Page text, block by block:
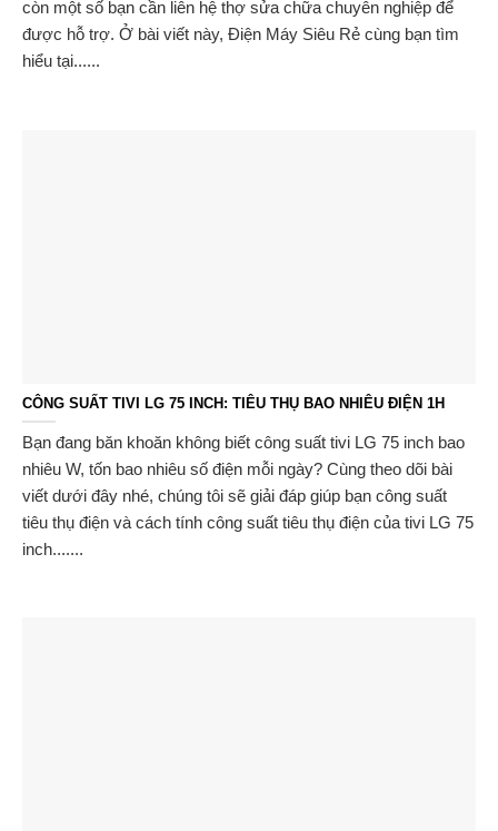
còn một số bạn cần liên hệ thợ sửa chữa chuyên nghiệp để
được hỗ trợ. Ở bài viết này, Điện Máy Siêu Rẻ cùng bạn tìm
hiểu tại......
CÔNG SUẤT TIVI LG 75 INCH: TIÊU THỤ BAO NHIÊU ĐIỆN 1H
Bạn đang băn khoăn không biết công suất tivi LG 75 inch bao
nhiêu W, tốn bao nhiêu số điện mỗi ngày? Cùng theo dõi bài
viết dưới đây nhé, chúng tôi sẽ giải đáp giúp bạn công suất
tiêu thụ điện và cách tính công suất tiêu thụ điện của tivi LG 75
inch.......